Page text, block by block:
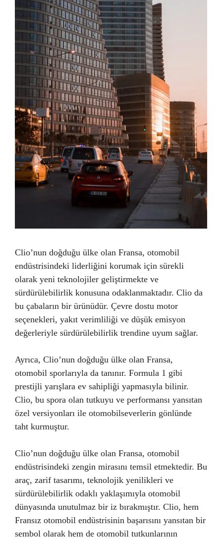
Clio’nun doğduğu ülke olan Fransa, otomobil
endüstrisindeki liderliğini korumak için sürekli
olarak yeni teknolojiler geliştirmekte ve
sürdürülebilirlik konusuna odaklanmaktadır. Clio da
bu çabaların bir ürünüdür. Çevre dostu motor
seçenekleri, yakıt verimliliği ve düşük emisyon
değerleriyle sürdürülebilirlik trendine uyum sağlar.
Ayrıca, Clio’nun doğduğu ülke olan Fransa,
otomobil sporlarıyla da tanınır. Formula 1 gibi
prestijli yarışlara ev sahipliği yapmasıyla bilinir.
Clio, bu spora olan tutkuyu ve performansı yansıtan
özel versiyonları ile otomobilseverlerin gönlünde
taht kurmuştur.
Clio’nun doğduğu ülke olan Fransa, otomobil
endüstrisindeki zengin mirasını temsil etmektedir. Bu
araç, zarif tasarımı, teknolojik yenilikleri ve
sürdürülebilirlik odaklı yaklaşımıyla otomobil
dünyasında unutulmaz bir iz bırakmıştır. Clio, hem
Fransız otomobil endüstrisinin başarısını yansıtan bir
sembol olarak hem de otomobil tutkunlarının